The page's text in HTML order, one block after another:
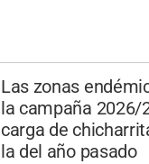
Las zonas
la campaña 2026/
carga de
la del año pasado